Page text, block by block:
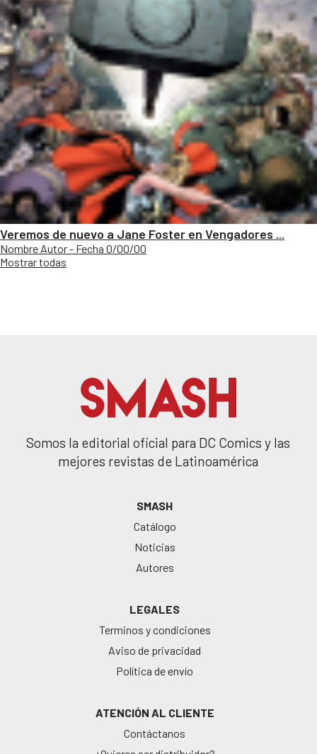
Veremos de nuevo a Jane Foster en Vengadores ...
Nombre Autor - Fecha 0/00/00
Mostrar todas
Somos la editorial oficial para DC Comics y las
mejores revistas de Latinoamérica
SMASH
Catálogo
Noticias
Autores
LEGALES
Terminos y condiciones
Aviso de privacidad
Política de envío
ATENCIÓN AL CLIENTE
Contáctanos